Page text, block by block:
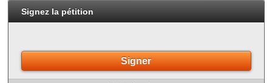
Signez la pétition
Signer